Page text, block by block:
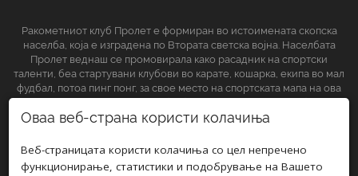
Ракометниот клуб Пролет е формиран во истоимената скопска
населба, која е изградена по Втората светска војна. Населбата
Пролет веднаш се промовирала како расадник на спортски
таленти, беа стартувани клубови во карате, кошарка, екипа во мал
фудбал, потоа пинг понг, за свое место на спортската мапа на ова
СЛЕДЕТЕ НЀ НА
Оваа веб-страна користи колачиња
Веб-страницата користи колачиња со цел непречено
функционирање, статистики и подобрување на Вашето